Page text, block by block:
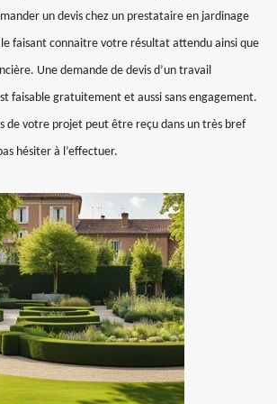
un devis chez un prestataire en jardinage
faisant connaitre votre résultat attendu ainsi que
Une demande de devis d’un travail
faisable gratuitement et aussi sans engagement.
de votre projet peut être reçu dans un très bref
hésiter à l’effectuer.